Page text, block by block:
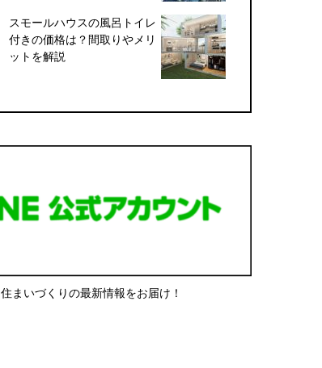
スモールハウスの風呂トイレ
付きの価格は？間取りやメリ
ットを解説
住まいづくりの最新情報をお届け！